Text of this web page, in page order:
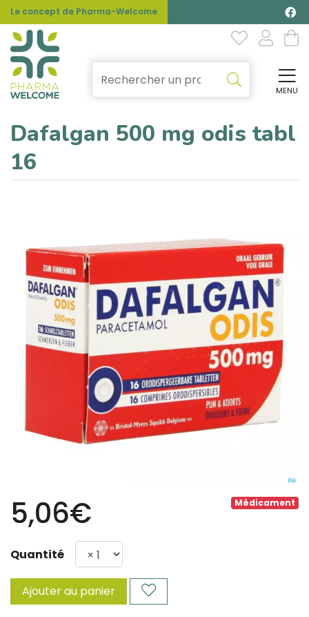
Le concept de Pharma-Welcome
MENU
Dafalgan 500 mg odis tabl
16
Médicament
5,06€
Quantité
Ajouter au panier